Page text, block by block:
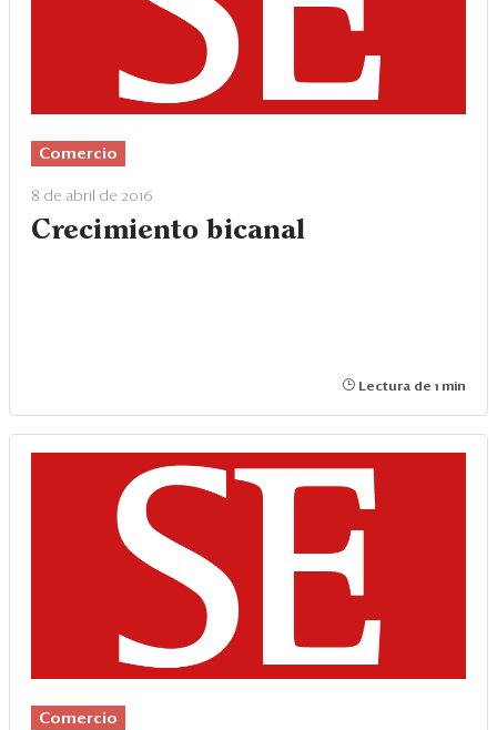
Ranking CEO
Edición Impresa
Comercio
8 de abril de 2016
Crecimiento bicanal
Lectura de 1 min
Comercio